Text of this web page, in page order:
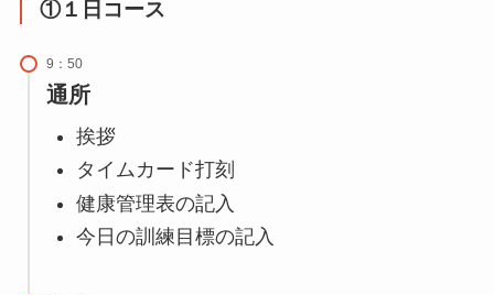
①１日コース
9：50
通所
挨拶
タイムカード打刻
健康管理表の記入
今日の訓練目標の記入